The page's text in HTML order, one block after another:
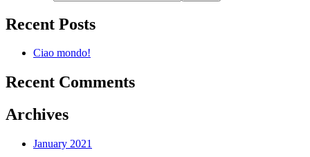
Recent Posts
Ciao mondo!
Recent Comments
Archives
January 2021